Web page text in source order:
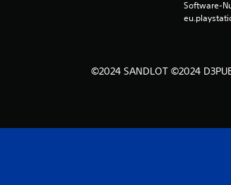
Software-
©2024 SANDLOT ©2024